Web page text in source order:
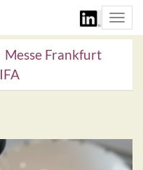
Messe Frankfurt
IFA